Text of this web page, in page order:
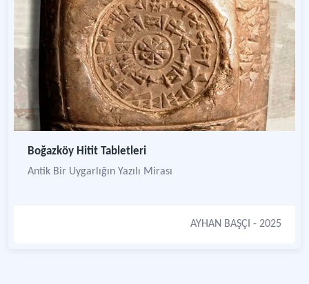
Boğazköy Hitit Tabletleri
Antik Bir Uygarlığın Yazılı Mirası
AYHAN BAŞÇI - 2025